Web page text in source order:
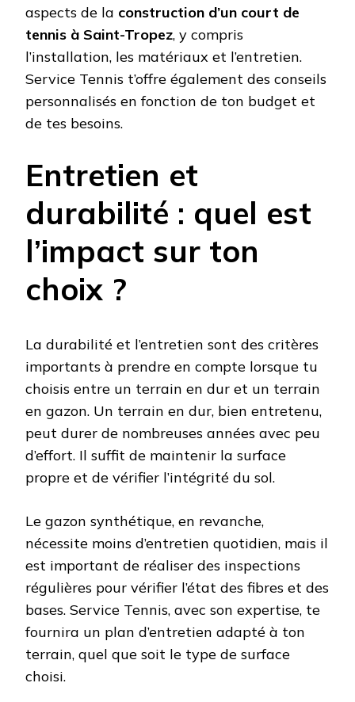
aspects de la construction d’un court de
tennis à Saint-Tropez, y compris
l’installation, les matériaux et l’entretien.
Service Tennis t’offre également des conseils
personnalisés en fonction de ton budget et
de tes besoins.
Entretien et
durabilité : quel est
l’impact sur ton
choix ?
La durabilité et l’entretien sont des critères
importants à prendre en compte lorsque tu
choisis entre un terrain en dur et un terrain
en gazon. Un terrain en dur, bien entretenu,
peut durer de nombreuses années avec peu
d’effort. Il suffit de maintenir la surface
propre et de vérifier l’intégrité du sol.
Le gazon synthétique, en revanche,
nécessite moins d’entretien quotidien, mais il
est important de réaliser des inspections
régulières pour vérifier l’état des fibres et des
bases. Service Tennis, avec son expertise, te
fournira un plan d’entretien adapté à ton
terrain, quel que soit le type de surface
choisi.